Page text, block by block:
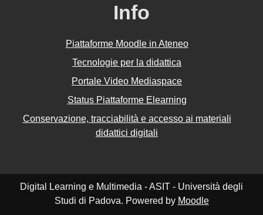
Info
Piattaforme Moodle in Ateneo
Tecnologie per la didattica
Portale Video Mediaspace
Status Piattaforme Elearning
Conservazione, tracciabilità e accesso ai materiali
didattici digitali
Digital Learning e Multimedia - ASIT - Università degli
Studi di Padova. Powered by Moodle